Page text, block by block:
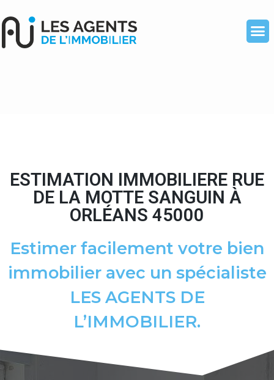
ESTIMATION IMMOBILIERE RUE
DE LA MOTTE SANGUIN À
ORLÉANS 45000
Estimer facilement votre bien
immobilier avec un spécialiste
LES AGENTS DE
L’IMMOBILIER.